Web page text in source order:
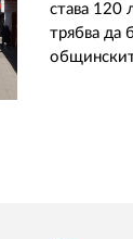
става 120
трябва да